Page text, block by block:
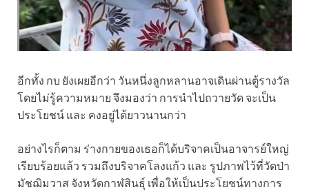
อีกทั้ง กบ ยังเผยอีกว่า วันหนึ่งลูกหลานอาจเดินผ่านตู้รางวัล
โดยไม่รู้ความหมาย จึงมองว่า การนำไปถวายวัด จะเป็น
ประโยชน์ และ คงอยู่ได้ยาวนานกว่า
อย่างไรก็ตาม ร่างกายของเธอก็ได้บริจาคเป็นอาจารย์ใหญ่
เรียบร้อยแล้ว รวมถึงบริจาคโลงแก้ว และ รูปภาพไว้ที่วัดป่า
มัชฌิมวาส จังหวัดกาฬสินธุ์ เพื่อให้เป็นประโยชน์ทางการ